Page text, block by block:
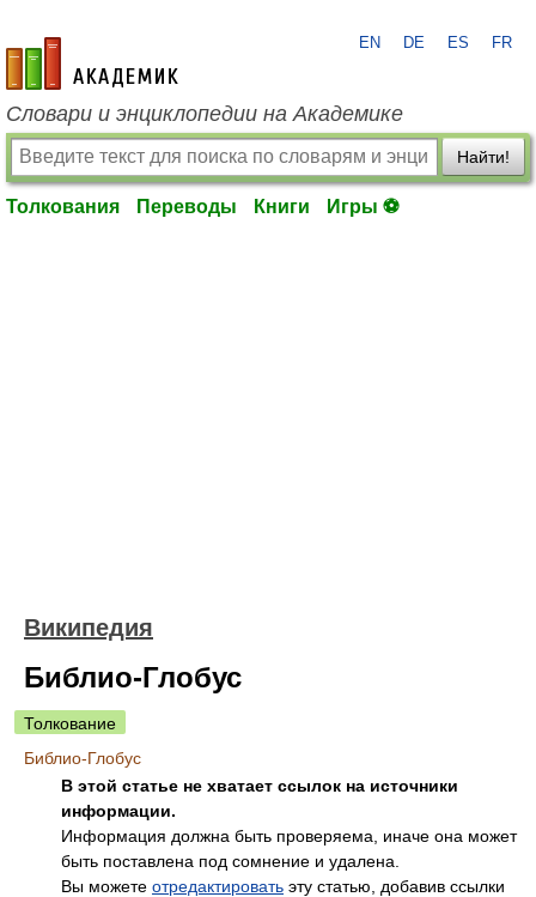
academic.ru
EN DE ES FR
Словари и энциклопедии на Академике
Найти!
Толкования Переводы Книги Игры ⚽
Википедия
Библио-Глобус
Толкование
Библио-Глобус
В этой статье не хватает ссылок на источники
информации.
Информация должна быть проверяема, иначе она может
быть поставлена под сомнение и удалена.
Вы можете отредактировать эту статью, добавив ссылки